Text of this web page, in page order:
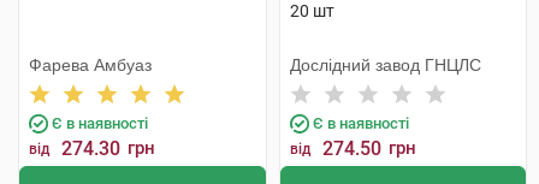
Фарева Амбуаз
Є в наявності
від 274.30 грн
20 шт
Дослідний завод ГНЦЛС
Є в наявності
від 274.50 грн